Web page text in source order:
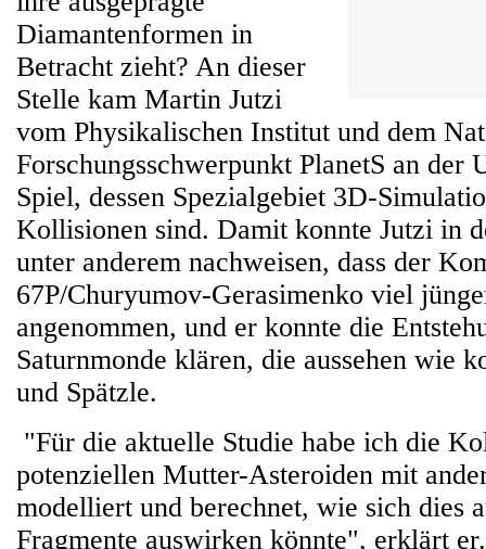
Diamantenformen in
Betracht zieht? An dieser
Stelle kam Martin Jutzi
vom Physikalischen Institut und dem
Forschungsschwerpunkt PlanetS an der
Spiel, dessen Spezialgebiet 3D-
Kollisionen sind. Damit konnte Jutzi in
unter anderem nachweisen, dass der
67P/Churyumov-Gerasimenko viel
angenommen, und er konnte die
Saturnmonde klären, die aussehen wie
und Spätzle.
"Für die aktuelle Studie habe ich die
potenziellen Mutter-Asteroiden mit
modelliert und berechnet, wie sich dies
Fragmente auswirken könnte", erklärt